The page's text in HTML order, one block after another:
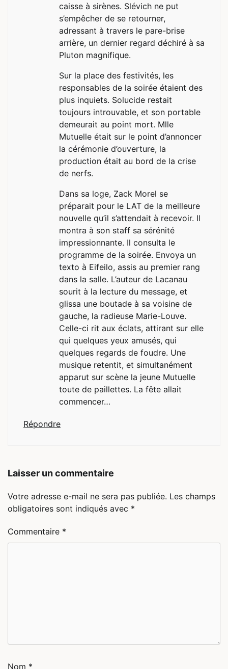
caisse à sirènes. Slévich ne put
s’empêcher de se retourner,
adressant à travers le pare-brise
arrière, un dernier regard déchiré à sa
Pluton magnifique.
Sur la place des festivités, les
responsables de la soirée étaient des
plus inquiets. Solucide restait
toujours introuvable, et son portable
demeurait au point mort. Mlle
Mutuelle était sur le point d’annoncer
la cérémonie d’ouverture, la
production était au bord de la crise
de nerfs.
Dans sa loge, Zack Morel se
préparait pour le LAT de la meilleure
nouvelle qu’il s’attendait à recevoir. Il
montra à son staff sa sérénité
impressionnante. Il consulta le
programme de la soirée. Envoya un
texto à Eifeilo, assis au premier rang
dans la salle. L’auteur de Lacanau
sourit à la lecture du message, et
glissa une boutade à sa voisine de
gauche, la radieuse Marie-Louve.
Celle-ci rit aux éclats, attirant sur elle
qui quelques yeux amusés, qui
quelques regards de foudre. Une
musique retentit, et simultanément
apparut sur scène la jeune Mutuelle
toute de paillettes. La fête allait
commencer…
Répondre
Laisser un commentaire
Votre adresse e-mail ne sera pas publiée. Les champs
obligatoires sont indiqués avec *
Commentaire *
Nom *